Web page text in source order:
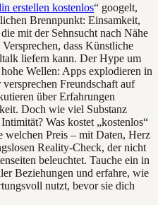
erstellen kostenlos“ googelt,
Brennpunkt: Einsamkeit,
mit der Sehnsucht nach Nähe
dass Künstliche
liefern kann. Der Hype um
Wellen: Apps explodieren in
Freundschaft auf
über Erfahrungen
Doch wie viel Substanz
Was kostet „kostenlos“
welchen Preis – mit Daten, Herz
Reality-Check, der nicht
beleuchtet. Tauche ein in
Beziehungen und erfahre, wie
nutzt, bevor sie dich